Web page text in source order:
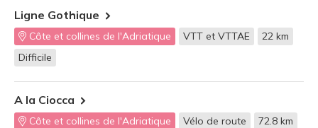
Ligne Gothique
Côte et collines de l'Adriatique VTT et VTTAE
22 km
Difficile
A la Ciocca
Côte et collines de l'Adriatique Vélo de route
72.8 km